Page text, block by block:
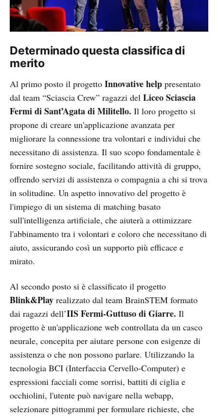
Determinado questa classifica di
merito
Al primo posto il progetto Innovative help presentato
dal team “Sciascia Crew” ragazzi del Liceo Sciascia
Fermi di Sant’Agata di Militello. Il loro progetto si
propone di creare un'applicazione avanzata per
migliorare la connessione tra volontari e individui che
necessitano di assistenza. Il suo scopo fondamentale è
fornire sostegno sociale, facilitando attività di gruppo,
offrendo servizi di assistenza o compagnia a chi si trova
in solitudine. Un aspetto innovativo del progetto è
l'impiego di un sistema di matching basato
sull'intelligenza artificiale, che aiuterà a ottimizzare
l'abbinamento tra i volontari e coloro che necessitano di
aiuto, assicurando così un supporto più efficace e
mirato.
Al secondo posto si è classificato il progetto
Blink&Play realizzato dal team BrainSTEM formato
dai ragazzi dell’IIS Fermi-Guttuso di Giarre. Il
progetto è un'applicazione web controllata da un casco
neurale, concepita per aiutare persone con esigenze di
assistenza o che non possono parlare. Utilizzando la
tecnologia BCI (Interfaccia Cervello-Computer) e
espressioni facciali come sorrisi, battiti di ciglia e
occhiolini, l'utente può navigare nella webapp,
selezionare pittogrammi per formulare richieste, che